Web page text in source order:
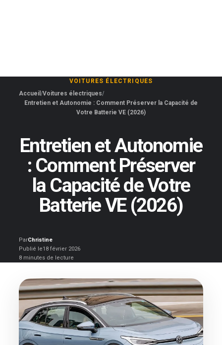
VOITURES ÉLECTRIQUES
Accueil Voitures électriques
Entretien et Autonomie : Comment Préserver la Capacité de
Votre Batterie VE (2026)
Entretien et Autonomie
: Comment Préserver
la Capacité de Votre
Batterie VE (2026)
ParChristine
Publié le18 février 2026
8 minutes de lecture